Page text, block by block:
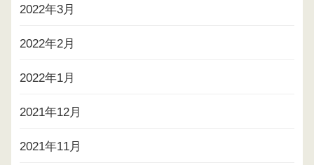
2022年3月
2022年2月
2022年1月
2021年12月
2021年11月